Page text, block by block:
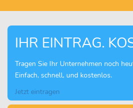
IHR EINTRAG.
Tragen Sie Ihr Unternehmen noch
Einfach, schnell, und kostenlos.
Jetzt eintragen